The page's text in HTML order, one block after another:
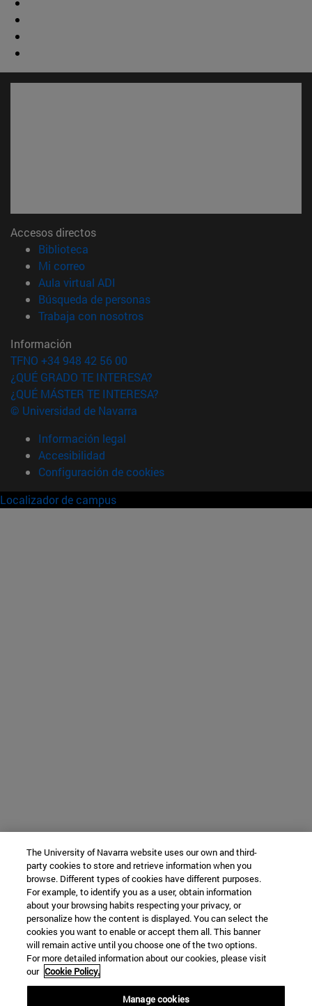
Accesos directos
Biblioteca
Mi correo(abre en nueva ventana)
Aula virtual ADI
Búsqueda de personas(abre en nueva ventana)
Trabaja con nosotros(abre en nueva ventana)
Información
TFNO +34 948 42 56 00
¿QUÉ GRADO TE INTERESA?
¿QUÉ MÁSTER TE INTERESA?
© Universidad de Navarra
Información legal
Accesibilidad
Configuración de cookies
Localizador de campus
The University of Navarra website uses our own and third-
party cookies to store and retrieve information when you
browse. Different types of cookies have different purposes.
For example, to identify you as a user, obtain information
about your browsing habits respecting your privacy, or
personalize how the content is displayed. You can select the
cookies you want to enable or accept them all. This banner
will remain active until you choose one of the two options.
For more detailed information about our cookies, please visit
our Cookie Policy.
Manage cookies